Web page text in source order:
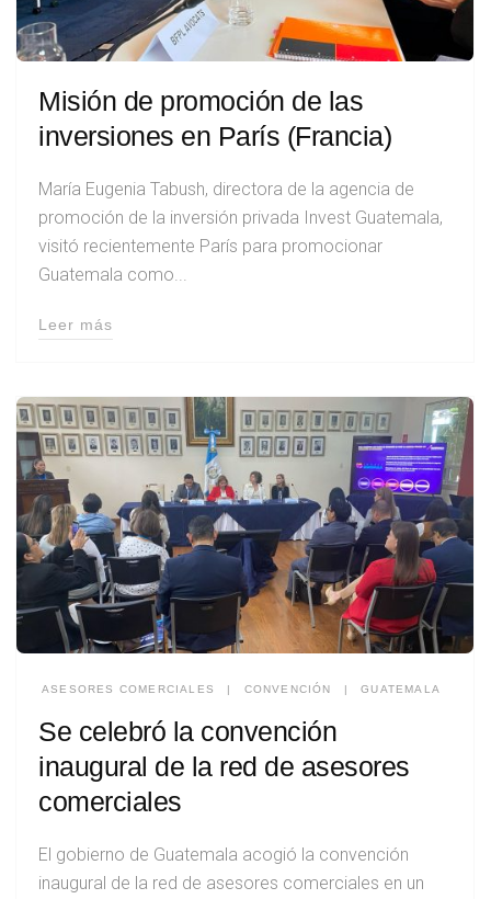
Misión de promoción de las
inversiones en París (Francia)
María Eugenia Tabush, directora de la agencia de
promoción de la inversión privada Invest Guatemala,
visitó recientemente París para promocionar
Guatemala como...
Leer más
ASESORES COMERCIALES CONVENCIÓN GUATEMALA
Se celebró la convención
inaugural de la red de asesores
comerciales
El gobierno de Guatemala acogió la convención
inaugural de la red de asesores comerciales en un